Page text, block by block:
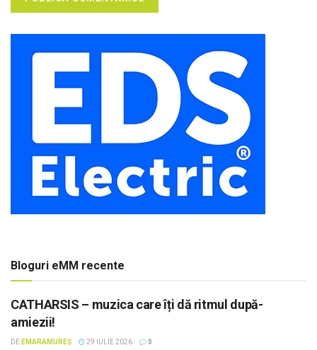
Bloguri eMM recente
CATHARSIS – muzica care îți dă ritmul după-
amiezii!
DE EMARAMUREȘ 29 IULIE 2026 0